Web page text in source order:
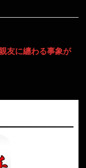
友に纏わる事象が